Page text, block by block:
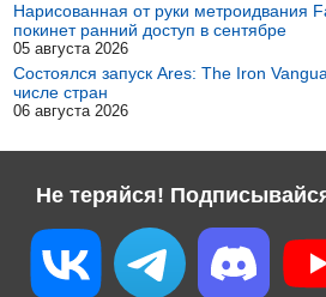
Нарисованная от руки метроидвания
покинет ранний доступ в сентябре
05 августа 2026
Состоялся запуск Ares: The Iron
числе стран
06 августа 2026
Не теряйся!